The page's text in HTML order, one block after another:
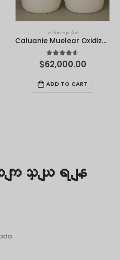
လက်ကားအစုလိုက်
Caluanie Muelear Oxidize - 100 လီတာ။
4.50out of 5
$62,000.00
ADD TO CART
ျသှယျရနျ